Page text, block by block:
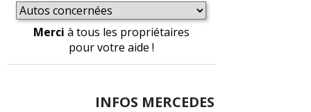
Merci à tous les propriétaires
pour votre aide !
INFOS MERCEDES